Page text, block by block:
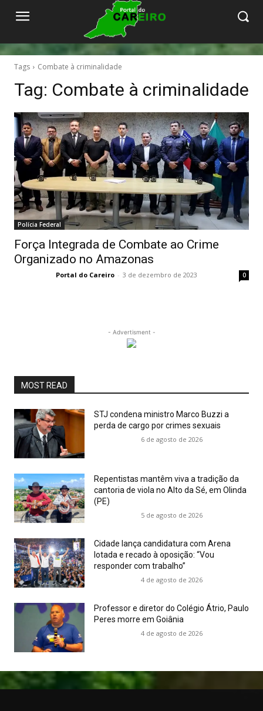
Tags Combate à criminalidade
Tag: Combate à criminalidade
Polícia Federal
Força Integrada de Combate ao Crime
Organizado no Amazonas
Portal do Careiro - 3 de dezembro de 2023 0
- Advertisment -
MOST READ
STJ condena ministro Marco Buzzi a
perda de cargo por crimes sexuais
6 de agosto de 2026
Repentistas mantêm viva a tradição da
cantoria de viola no Alto da Sé, em Olinda
(PE)
5 de agosto de 2026
Cidade lança candidatura com Arena
lotada e recado à oposição: “Vou
responder com trabalho”
4 de agosto de 2026
Professor e diretor do Colégio Átrio, Paulo
Peres morre em Goiânia
4 de agosto de 2026